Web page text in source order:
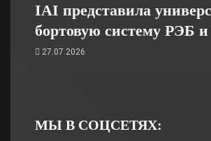
IAI представила
бортовую систему РЭБ и
27.07.2026
МЫ В СОЦСЕТЯХ: